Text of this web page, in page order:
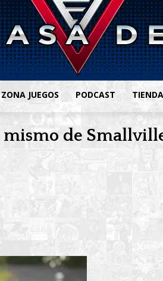
ZONA JUEGOS PODCAST
de